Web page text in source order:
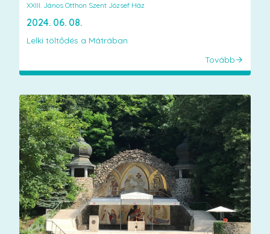
XXIII. János Otthon Szent József Ház
2024. 06. 08.
Lelki töltődés a Mátrában
Tovább